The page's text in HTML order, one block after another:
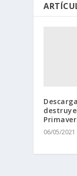
06/05/2021